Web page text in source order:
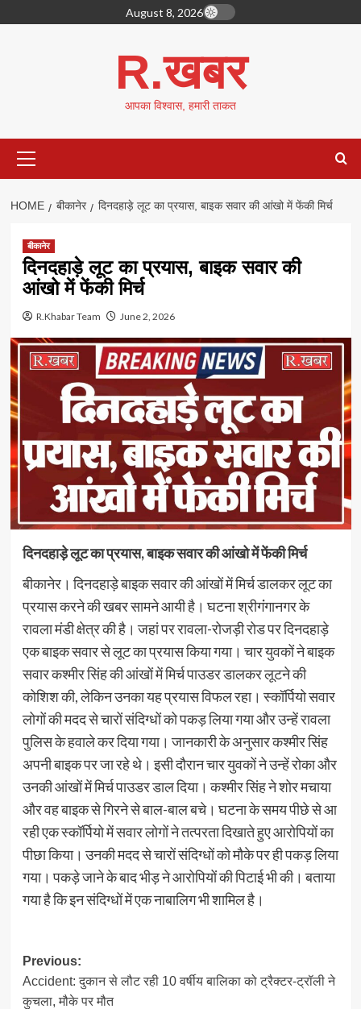
to
August 8, 2026
R.खबर
आपका विश्वास, हमारी ताकत
Menu
HOME बीकानेर दिनदहाड़े लूट का प्रयास, बाइक सवार की आंखो में फेंकी मिर्च
बीकानेर
दिनदहाड़े लूट का प्रयास, बाइक सवार की
आंखो में फेंकी मिर्च
R.Khabar Team June 2, 2026
दिनदहाड़े लूट का प्रयास, बाइक सवार की आंखो में फेंकी मिर्च
बीकानेर। दिनदहाड़े बाइक सवार की आंखों में मिर्च डालकर लूट का
प्रयास करने की खबर सामने आयी है। घटना श्रीगंंगानगर के
रावला मंडी क्षेत्र की है। जहां पर रावला-रोजड़ी रोड पर दिनदहाड़े
एक बाइक सवार से लूट का प्रयास किया गया। चार युवकों ने बाइक
सवार कश्मीर सिंह की आंखों में मिर्च पाउडर डालकर लूटने की
कोशिश की, लेकिन उनका यह प्रयास विफल रहा। स्कॉर्पियो सवार
लोगों की मदद से चारों संदिग्धों को पकड़ लिया गया और उन्हें रावला
पुलिस के हवाले कर दिया गया। जानकारी के अनुसार कश्मीर सिंह
अपनी बाइक पर जा रहे थे। इसी दौरान चार युवकों ने उन्हें रोका और
उनकी आंखों में मिर्च पाउडर डाल दिया। कश्मीर सिंह ने शोर मचाया
और वह बाइक से गिरने से बाल-बाल बचे। घटना के समय पीछे से आ
रही एक स्कॉर्पियो में सवार लोगों ने तत्परता दिखाते हुए आरोपियों का
पीछा किया। उनकी मदद से चारों संदिग्धों को मौके पर ही पकड़ लिया
गया। पकड़े जाने के बाद भीड़ ने आरोपियों की पिटाई भी की। बताया
गया है कि इन संदिग्धों में एक नाबालिग भी शामिल है।
Post
navigation
Previous:
Accident: दुकान से लौट रही 10 वर्षीय बालिका को ट्रैक्टर-ट्रॉली ने
कुचला, मौके पर मौत